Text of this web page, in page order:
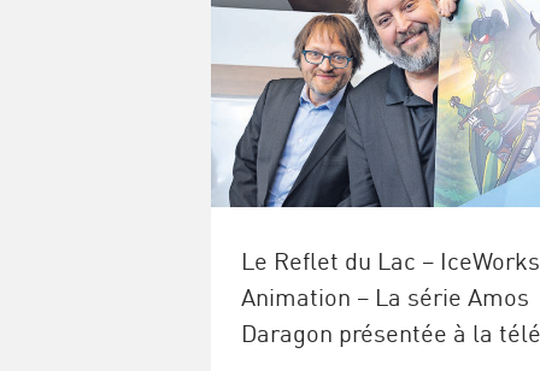
Le Reflet du Lac – IceWorks
Animation – La série Amos
Daragon présentée à la télé